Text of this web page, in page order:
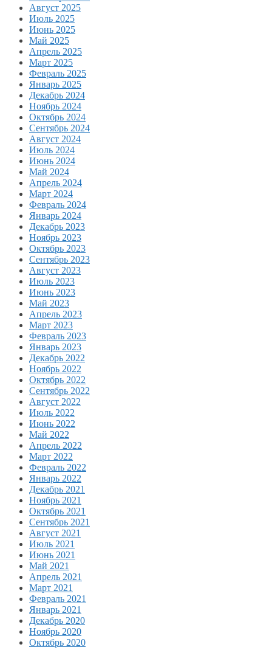
Август 2025
Июль 2025
Июнь 2025
Май 2025
Апрель 2025
Март 2025
Февраль 2025
Январь 2025
Декабрь 2024
Ноябрь 2024
Октябрь 2024
Сентябрь 2024
Август 2024
Июль 2024
Июнь 2024
Май 2024
Апрель 2024
Март 2024
Февраль 2024
Январь 2024
Декабрь 2023
Ноябрь 2023
Октябрь 2023
Сентябрь 2023
Август 2023
Июль 2023
Июнь 2023
Май 2023
Апрель 2023
Март 2023
Февраль 2023
Январь 2023
Декабрь 2022
Ноябрь 2022
Октябрь 2022
Сентябрь 2022
Август 2022
Июль 2022
Июнь 2022
Май 2022
Апрель 2022
Март 2022
Февраль 2022
Январь 2022
Декабрь 2021
Ноябрь 2021
Октябрь 2021
Сентябрь 2021
Август 2021
Июль 2021
Июнь 2021
Май 2021
Апрель 2021
Март 2021
Февраль 2021
Январь 2021
Декабрь 2020
Ноябрь 2020
Октябрь 2020